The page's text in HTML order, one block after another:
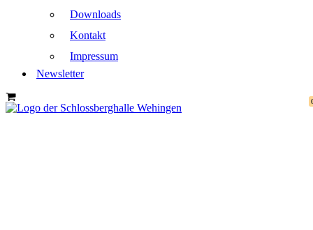
Downloads
Kontakt
Impressum
Newsletter
Warenkorb